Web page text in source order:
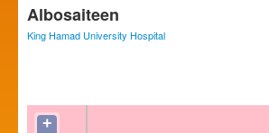
Albosaiteen
King Hamad University Hospital
+